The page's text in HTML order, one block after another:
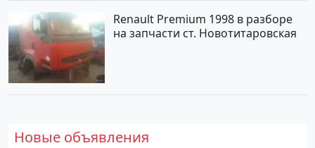
Renault Premium 1998 в разборе
на запчасти ст. Новотитаровская
Новые объявления